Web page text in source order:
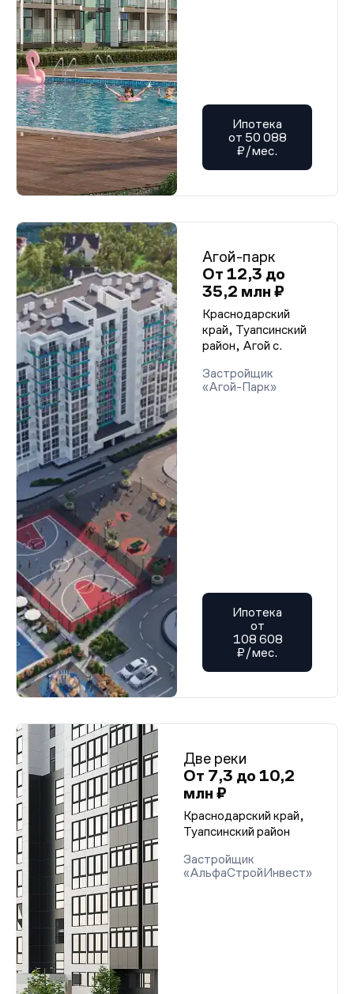
Ипотека
от 50 088
₽/мес.
Агой-парк
От 12,3 до
35,2 млн ₽
Краснодарский
край, Туапсинский
район, Агой с.
Застройщик
«Агой-Парк»
Ипотека
от
108 608
₽/мес.
Две реки
От 7,3 до 10,2
млн ₽
Краснодарский край,
Туапсинский район
Застройщик
«АльфаСтройИнвест»